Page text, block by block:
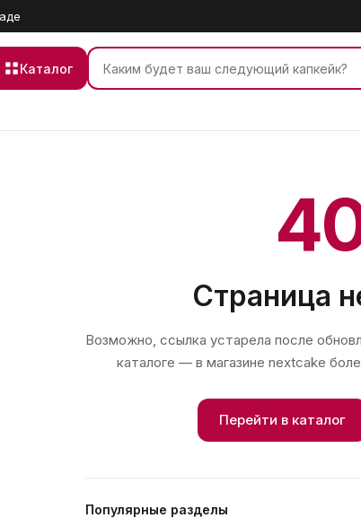
Каталог
Страница
Возможно, ссылка устарела после
каталоге — в магазине nextcake
Перейти в каталог
Популярные разделы